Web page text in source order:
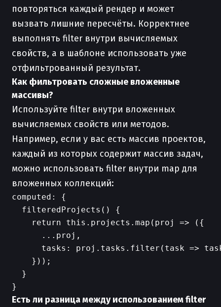
повторяться каждый рендер и может
вызвать лишние пересчёты. Корректнее
выполнять filter внутри вычисляемых
свойств, а в шаблоне использовать уже
отфильтрованный результат.
Как фильтровать сложные вложенные
массивы?
Используйте filter внутри вложенных
вычисляемых свойств или методов.
Например, если у вас есть массив проектов,
каждый из которых содержит массив задач,
можно использовать filter внутри map для
вложенных коллекций:
computed: {
  filteredProjects() {
    return this.projects.map(proj => ({
      ...proj,
tasks: proj.tasks.filter(task =>
    }));
  }
Есть ли разница между использованием filter